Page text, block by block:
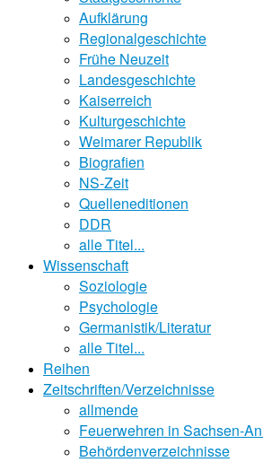
Aufklärung
Regionalgeschichte
Frühe Neuzeit
Landesgeschichte
Kaiserreich
Kulturgeschichte
Weimarer Republik
Biografien
NS-Zeit
Quelleneditionen
DDR
alle Titel...
Wissenschaft
Soziologie
Psychologie
Germanistik/Literatur
alle Titel...
Reihen
Zeitschriften/Verzeichnisse
allmende
Feuerwehren in Sachsen-
Behördenverzeichnisse